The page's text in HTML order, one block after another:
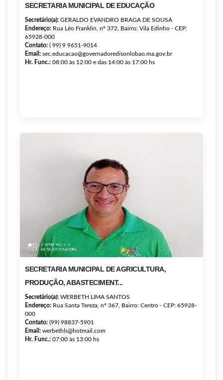
SECRETARIA MUNICIPAL DE EDUCAÇÃO
Secretário(a): GERALDO EVANDRO BRAGA DE SOUSA
Endereço: Rua Léo Franklin, nº 372, Bairro: Vila Edinho - CEP:
65928-000
Contato: ( 99) 9 9651-9014
Email: sec.educacao@governadoredisonlobao.ma.gov.br
Hr. Func.: 08:00 às 12:00 e das 14:00 às 17:00 hs
SECRETARIA MUNICIPAL DE AGRICULTURA,
PRODUÇÃO, ABASTECIMENT...
Secretário(a): WERBETH LIMA SANTOS
Endereço: Rua Santa Tereza, nº 367, Bairro: Centro - CEP: 65928-
000
Contato: (99) 98837-5901
Email: werbethls@hotmail.com
Hr. Func.: 07:00 às 13:00 hs